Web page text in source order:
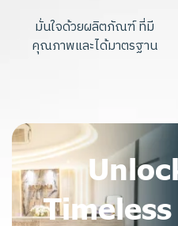
มั่นใจด้วยผลิตภัณฑ์ ที่มี
คุณภาพและได้มาตรฐาน